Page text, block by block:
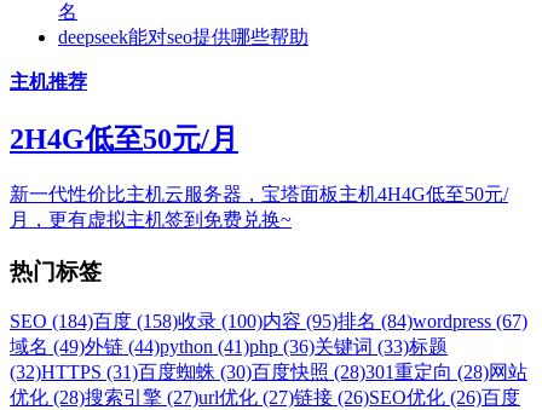
名
deepseek能对seo提供哪些帮助
主机推荐
2H4G低至50元/月
新一代性价比主机云服务器，宝塔面板主机4H4G低至50元/
月，更有虚拟主机签到免费兑换~
热门标签
SEO (184)百度 (158)收录 (100)内容 (95)排名 (84)wordpress (67)
域名 (49)外链 (44)python (41)php (36)关键词 (33)标题
(32)HTTPS (31)百度蜘蛛 (30)百度快照 (28)301重定向 (28)网站
优化 (28)搜索引擎 (27)url优化 (27)链接 (26)SEO优化 (26)百度